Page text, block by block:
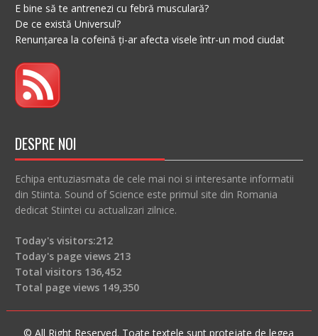
E bine să te antrenezi cu febră musculară?
De ce există Universul?
Renunțarea la cofeină ți-ar afecta visele într-un mod ciudat
DESPRE NOI
Echipa entuziasmata de cele mai noi si interesante informatii
din Stiinta. Sound of Science este primul site din Romania
dedicat Stiintei cu actualizari zilnice.
Today's visitors:212
Today's page views 213
Total visitors 136,452
Total page views 149,350
© All Right Reserved. Toate textele sunt protejate de legea